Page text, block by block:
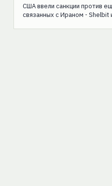
США ввели санкции против
связанных с Ираном - Shelbit